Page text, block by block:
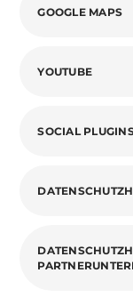
GOOGLE MAPS
YOUTUBE
SOCIAL